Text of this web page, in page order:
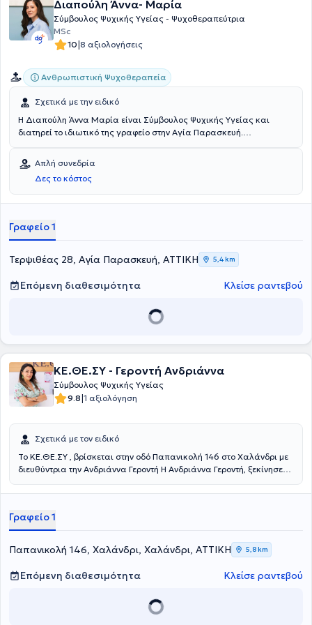
Διαπούλη Άννα- Μαρία
Σύμβουλος Ψυχικής Υγείας - Ψυχοθεραπεύτρια
MSc
10|8 αξιολογήσεις
Ανθρωπιστική Ψυχοθεραπεία
Σχετικά με την ειδικό
Η Διαπούλη Άννα Μαρία είναι Σύμβουλος Ψυχικής Υγείας και
διατηρεί το ιδιωτικό της γραφείο στην Αγία Παρασκευή.
Πανεπιστήμιο συνέχισε την εκπαίδευση της αποκτώντας τον
μεταπτυχιακό της τίτλο στο τμήμα Συμβουλευτικής Ψυχολογίας &
Συμβουλευτικής στην Ειδική Αγωγή, την Εκπαίδευση και την Υγεία
του Πανεπιστημίου Θεσσαλίας. Έχει ειδικευτεί στην Υπαρξιακή
δημόσιους φορείς και την παρούσα στιγμή εργάζεται και ως
εκπαιδευόμενη εκπαιδεύτρια στην Ελληνική Εταιρεία Υπαρξιακής
Απλή συνεδρία
Δες το κόστος
Γραφείο 1
Τερψιθέας 28, Αγία Παρασκευή, ΑΤΤΙΚΗ 5,4 km
Επόμενη διαθεσιμότητα Κλείσε ραντεβού
ΚΕ.ΘΕ.ΣΥ - Γεροντή Ανδριάννα
Σύμβουλος Ψυχικής Υγείας
9.8|1 αξιολόγηση
Σχετικά με τον ειδικό
Το ΚΕ.ΘΕ.ΣΥ , βρίσκεται στην οδό Παπανικολή 146 στο Χαλάνδρι με
διευθύντρια την Ανδριάννα Γεροντή Η Ανδριάννα Γεροντή, ξεκίνησε
Bedfordshire της Αγγλίας και συνέχισε στο South Eastern College
Συνθετική Ψυχοθεραπεία, στην Ομαδική Αναλυτική Ψυχοθεραπεία,
στην Ατομική και Οικογενειακή Συστημική Αναπαράσταση, στην
Κλινική Ύπνωση, Gestalt Therapy, στο Body Mirror System και στο
Theta Healing Level 1 &2. Επιπλέον, έχει εκπαιδευτεί στον
Συντονισμό Ομάδων Σχολικών Γονέων, στις Διαταραχές Λόγου,
στις Μαθησιακές Δυσκολίες, στη Χοροθεραπεία για ενήλικες
Γραφείο 1
Παπανικολή 146, Χαλάνδρι, Χαλάνδρι, ΑΤΤΙΚΗ 5,8 km
Επόμενη διαθεσιμότητα Κλείσε ραντεβού